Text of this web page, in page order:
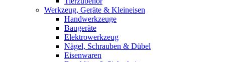
Werkzeug, Geräte & Kleineisen
Handwerkzeuge
Baugeräte
Elektrowerkzeug
Nägel, Schrauben & Dübel
Eisenwaren